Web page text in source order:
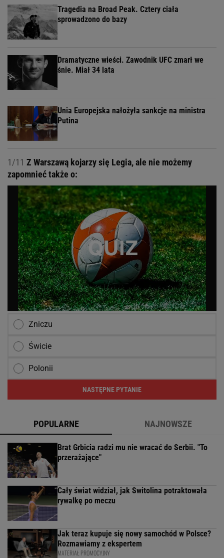
Tragedia na Broad Peak. Cztery ciała
sprowadzono do bazy
Dramatyczne wieści. Zawodnik UFC zmarł we
śnie. Miał 34 lata
Unia Europejska nałożyła sankcje na ministra
Putina
1/11 Z Warszawą kojarzy się Legia, ale nie możemy
zapomnieć także o:
Zniczu
Świcie
Polonii
NASTĘPNE PYTANIE
POPULARNE NAJNOWSZE
Brat Grbicia radzi mu nie wracać do Serbii. "To
przerażające"
Cały świat widział, jak Switolina potraktowała
rywalkę po meczu
Jak teraz kupuje się nowy samochód w Polsce?
Rozmawiamy z ekspertem
MATERIAŁ PROMOCYJNY